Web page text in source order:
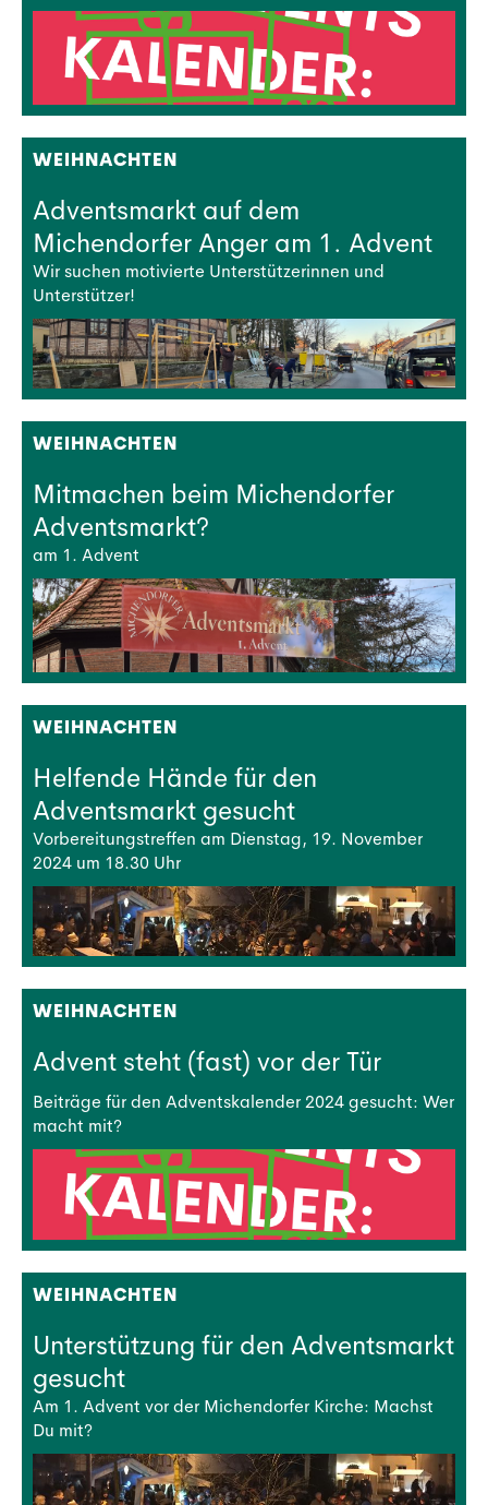
WEIHNACHTEN
Adventsmarkt auf dem
Michendorfer Anger am 1. Advent
Wir suchen motivierte Unterstützerinnen und
Unterstützer!
WEIHNACHTEN
Mitmachen beim Michendorfer
Adventsmarkt?
am 1. Advent
WEIHNACHTEN
Helfende Hände für den
Adventsmarkt gesucht
Vorbereitungstreffen am Dienstag, 19. November
2024 um 18.30 Uhr
WEIHNACHTEN
Advent steht (fast) vor der Tür
Beiträge für den Adventskalender 2024 gesucht: Wer
macht mit?
WEIHNACHTEN
Unterstützung für den Adventsmarkt
gesucht
Am 1. Advent vor der Michendorfer Kirche: Machst
Du mit?